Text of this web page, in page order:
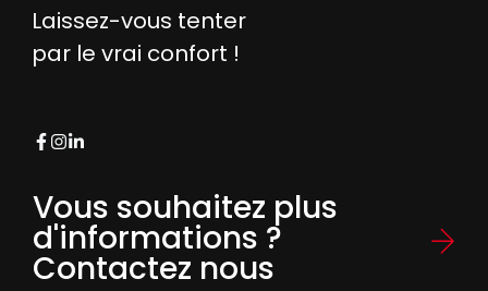
Laissez-vous tenter
par le vrai confort !
Vous souhaitez plus
d'informations ?
Contactez nous